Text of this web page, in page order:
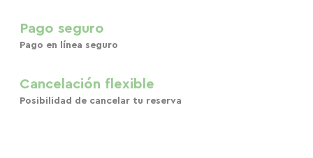
Pago seguro
Pago en línea seguro
Cancelación flexible
Posibilidad de cancelar tu reserva